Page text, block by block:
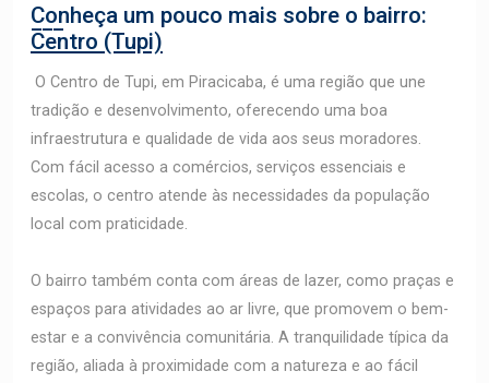
Conheça um pouco mais sobre o bairro:
Centro (Tupi)
O Centro de Tupi, em Piracicaba, é uma região que une
tradição e desenvolvimento, oferecendo uma boa
infraestrutura e qualidade de vida aos seus moradores.
Com fácil acesso a comércios, serviços essenciais e
escolas, o centro atende às necessidades da população
local com praticidade.
O bairro também conta com áreas de lazer, como praças e
espaços para atividades ao ar livre, que promovem o bem-
estar e a convivência comunitária. A tranquilidade típica da
região, aliada à proximidade com a natureza e ao fácil